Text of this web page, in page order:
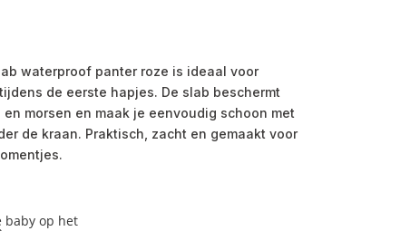
waterproof panter roze is ideaal voor
de eerste hapjes. De slab beschermt
morsen en maak je eenvoudig schoon met
de kraan. Praktisch, zacht en gemaakt voor
baby op het